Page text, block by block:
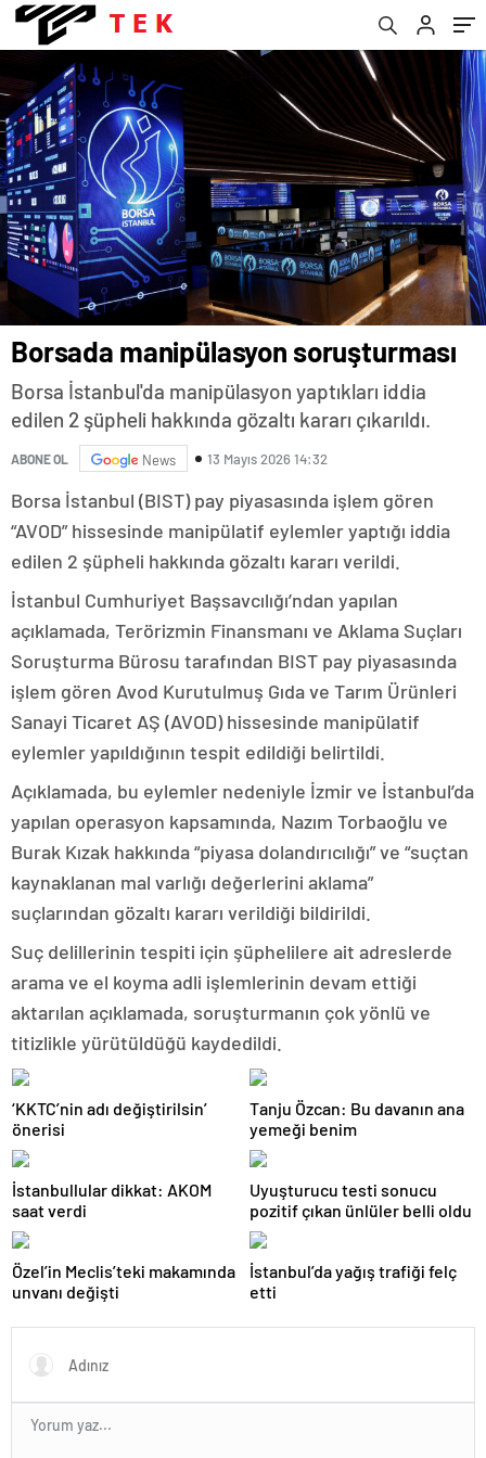
Borsada manipülasyon soruşturması
Borsa İstanbul'da manipülasyon yaptıkları iddia
edilen 2 şüpheli hakkında gözaltı kararı çıkarıldı.
ABONE OL News 13 Mayıs 2026 14:32
Borsa İstanbul (BIST) pay piyasasında işlem gören
“AVOD” hissesinde manipülatif eylemler yaptığı iddia
edilen 2 şüpheli hakkında gözaltı kararı verildi.
İstanbul Cumhuriyet Başsavcılığı’ndan yapılan
açıklamada, Terörizmin Finansmanı ve Aklama Suçları
Soruşturma Bürosu tarafından BIST pay piyasasında
işlem gören Avod Kurutulmuş Gıda ve Tarım Ürünleri
Sanayi Ticaret AŞ (AVOD) hissesinde manipülatif
eylemler yapıldığının tespit edildiği belirtildi.
Açıklamada, bu eylemler nedeniyle İzmir ve İstanbul’da
yapılan operasyon kapsamında, Nazım Torbaoğlu ve
Burak Kızak hakkında “piyasa dolandırıcılığı” ve “suçtan
kaynaklanan mal varlığı değerlerini aklama”
suçlarından gözaltı kararı verildiği bildirildi.
Suç delillerinin tespiti için şüphelilere ait adreslerde
arama ve el koyma adli işlemlerinin devam ettiği
aktarılan açıklamada, soruşturmanın çok yönlü ve
titizlikle yürütüldüğü kaydedildi.
‘KKTC’nin adı değiştirilsin’
önerisi
Tanju Özcan: Bu davanın ana
yemeği benim
İstanbullular dikkat: AKOM
saat verdi
Uyuşturucu testi sonucu
pozitif çıkan ünlüler belli oldu
Özel’in Meclis’teki makamında
unvanı değişti
İstanbul’da yağış trafiği felç
etti